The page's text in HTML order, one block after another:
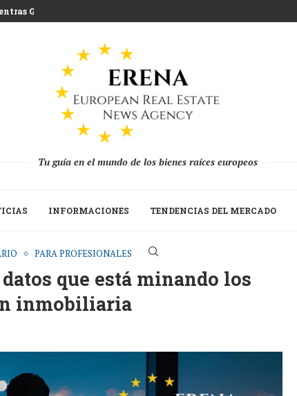
Grecia afronta...
Tu guía en el mundo de los bienes raíces europeos
INFORMACIONES TENDENCIAS DEL MERCADO
PARA PROFESIONALES
que está minando los
inmobiliaria